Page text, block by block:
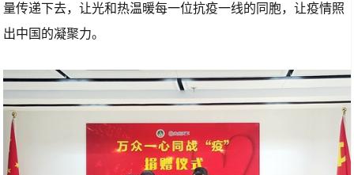
量传递下去，让光和热温暖每一位抗疫一线的同胞，让疫情照
出中国的凝聚力。